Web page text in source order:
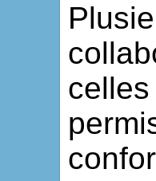
celles